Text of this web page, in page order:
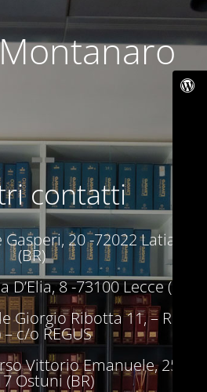
contatti
20 -72022 Latiano
(BR)
8 -73100 Lecce (LE)
Giorgio Ribotta 11, – Roma
– c/o REGUS
Vittorio Emanuele, 250 –
Ostuni (BR)